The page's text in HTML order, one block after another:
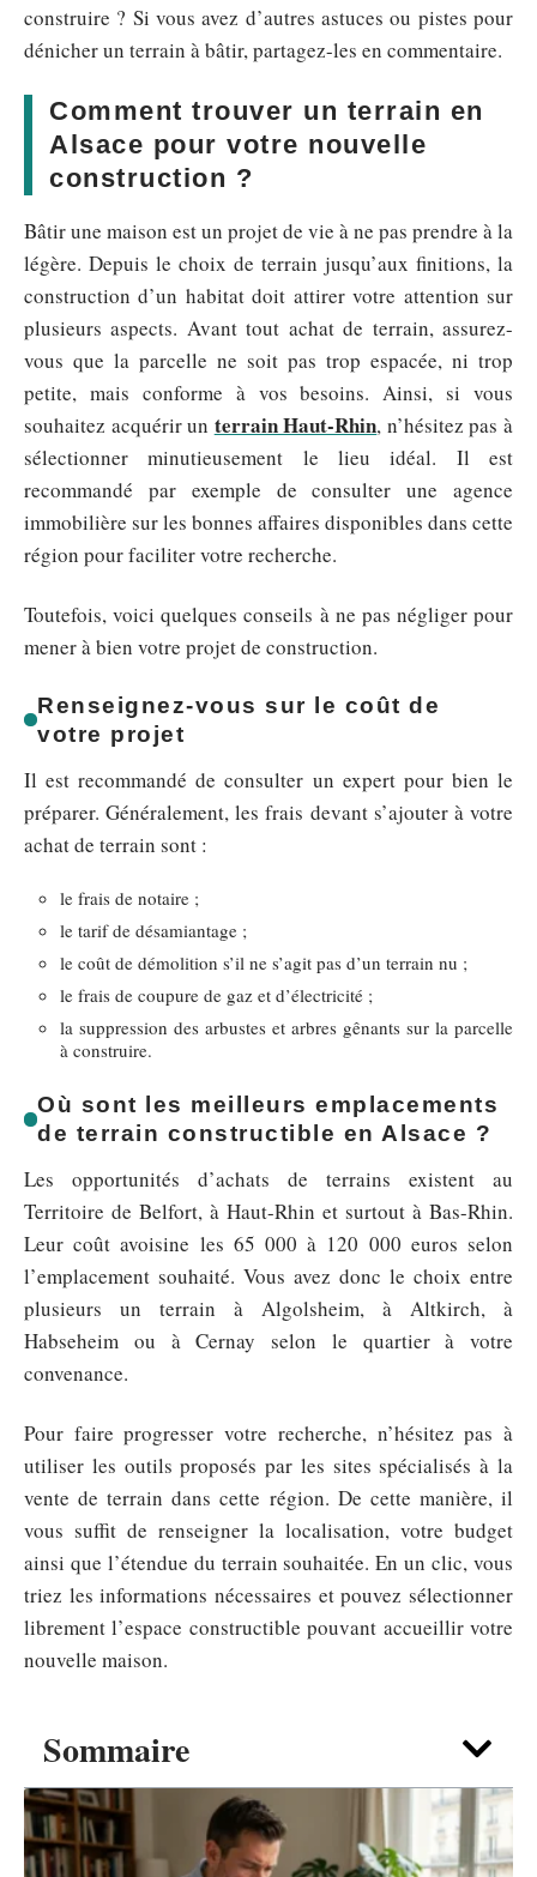
Sommaire
construire ? Si vous avez d’autres astuces ou pistes pour
dénicher un terrain à bâtir, partagez-les en commentaire.
Comment trouver un terrain en
Alsace pour votre nouvelle
construction ?
Bâtir une maison est un projet de vie à ne pas prendre à la
légère. Depuis le choix de terrain jusqu’aux finitions, la
construction d’un habitat doit attirer votre attention sur
plusieurs aspects. Avant tout achat de terrain, assurez-
vous que la parcelle ne soit pas trop espacée, ni trop
petite, mais conforme à vos besoins. Ainsi, si vous
souhaitez acquérir un terrain Haut-Rhin, n’hésitez pas à
sélectionner minutieusement le lieu idéal. Il est
recommandé par exemple de consulter une agence
immobilière sur les bonnes affaires disponibles dans cette
région pour faciliter votre recherche.
Toutefois, voici quelques conseils à ne pas négliger pour
mener à bien votre projet de construction.
Renseignez-vous sur le coût de
votre projet
Il est recommandé de consulter un expert pour bien le
préparer. Généralement, les frais devant s’ajouter à votre
achat de terrain sont :
le frais de notaire ;
le tarif de désamiantage ;
le coût de démolition s’il ne s’agit pas d’un terrain nu ;
le frais de coupure de gaz et d’électricité ;
la suppression des arbustes et arbres gênants sur la parcelle
à construire.
Où sont les meilleurs emplacements
de terrain constructible en Alsace ?
Les opportunités d’achats de terrains existent au
Territoire de Belfort, à Haut-Rhin et surtout à Bas-Rhin.
Leur coût avoisine les 65 000 à 120 000 euros selon
l’emplacement souhaité. Vous avez donc le choix entre
plusieurs un terrain à Algolsheim, à Altkirch, à
Habseheim ou à Cernay selon le quartier à votre
convenance.
Pour faire progresser votre recherche, n’hésitez pas à
utiliser les outils proposés par les sites spécialisés à la
vente de terrain dans cette région. De cette manière, il
vous suffit de renseigner la localisation, votre budget
ainsi que l’étendue du terrain souhaitée. En un clic, vous
triez les informations nécessaires et pouvez sélectionner
librement l’espace constructible pouvant accueillir votre
nouvelle maison.